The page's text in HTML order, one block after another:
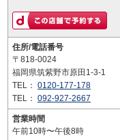
住所/電話番号
〒818-0024
福岡県筑紫野市原田1-3-1
TEL： 0120-177-178
TEL： 092-927-2667
営業時間
午前10時〜午後8時